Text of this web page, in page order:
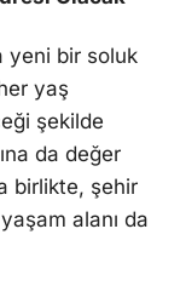
yeni bir soluk
yaş
şekilde
da değer
birlikte, şehir
alanı da